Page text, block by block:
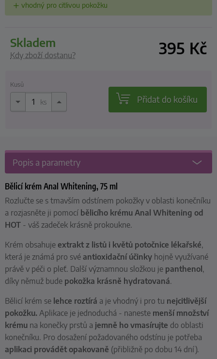
vhodný pro citlivou pokožku
skladem
Kdy zboží dostanu? 395 Kč
Kusů
ks Přidat do košíku
Popis a parametry
Bělicí krém Anal Whitening, 75 ml
Rozlučte se s tmavším odstínem pokožky v oblasti konečníku
a rozjasněte ji pomocí bělicího krému Anal Whitening od
HOT - váš zadeček krásně prokoukne.
Krém obsahuje extrakt z listů i květů potočnice lékařské,
která je známá pro své antioxidační účinky hojně využívané
právě v péči o pleť. Další významnou složkou je panthenol ,
díky němuž bude pokožka krásně hydratovaná.
Bělicí krém se lehce roztírá a je vhodný i pro tu nejcitlivější
pokožku. Aplikace je jednoduchá - naneste menší množství
krému na konečky prstů a jemně ho vmasírujte do oblasti
konečníku. Pro dosažení požadovaného odstínu je potřeba
aplikaci provádět opakovaně (přibližně po dobu 14 dní).